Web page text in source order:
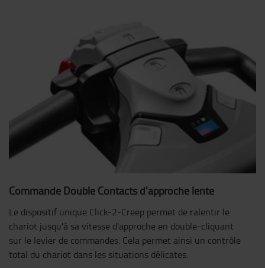
Commande Double Contacts d'approche lente
Le dispositif unique Click-2-Creep permet de ralentir le
chariot jusqu'à sa vitesse d'approche en double-cliquant
sur le levier de commandes. Cela permet ainsi un contrôle
total du chariot dans les situations délicates.